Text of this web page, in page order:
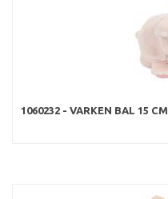
1060232 - VARKEN BAL 15 CM